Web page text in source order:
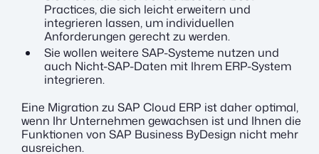
Practices, die sich leicht erweitern und
integrieren lassen, um individuellen
Anforderungen gerecht zu werden.
Sie wollen weitere SAP-Systeme nutzen und
auch Nicht-SAP-Daten mit Ihrem ERP-System
integrieren.
Eine Migration zu SAP Cloud ERP ist daher optimal,
wenn Ihr Unternehmen gewachsen ist und Ihnen die
Funktionen von SAP Business ByDesign nicht mehr
ausreichen.